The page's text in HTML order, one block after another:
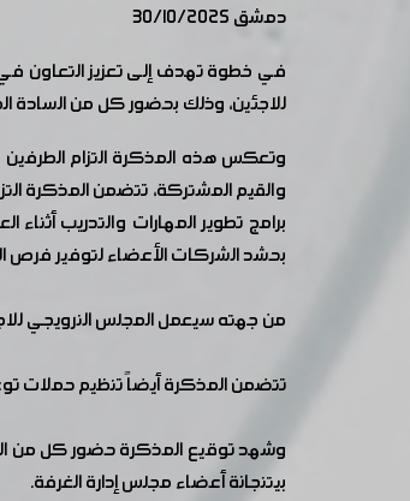
دمشق 30/10/2025
في خطوة تهدف إلى تعزيز التعاون
للاجئين، وذلك بحضور كل من السادة
وتعكس هذه المذكرة التزام الطرفين
والقيم المشتركة، تتضمن المذكرة
برامج تطوير المهارات والتدريب
بحشد الشركات الأعضاء لتوفير فرص
من جهته سيعمل المجلس النرويجي
تتضمن المذكرة أيضاً تنظيم حملات
وشهد توقيع المذكرة حضور كل من
بيتنجانة أعضاء مجلس إدارة الغرفة.